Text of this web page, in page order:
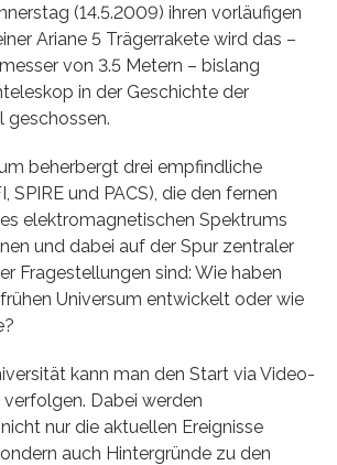
(14.5.2009) ihren vorläufigen
Ariane 5 Trägerrakete wird das –
von 3.5 Metern – bislang
in der Geschichte der
geschossen.
beherbergt drei empfindliche
SPIRE und PACS), die den fernen
elektromagnetischen Spektrums
und dabei auf der Spur zentraler
Fragestellungen sind: Wie haben
Universum entwickelt oder wie
kann man den Start via Video-
Dabei werden
nur die aktuellen Ereignisse
auch Hintergründe zu den